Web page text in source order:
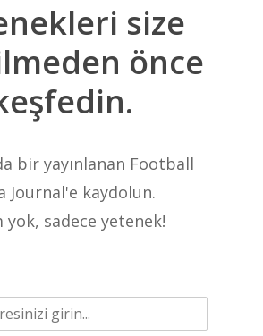
size
önce
bir yayınlanan Football
Journal'e kaydolun.
yok, sadece yetenek!